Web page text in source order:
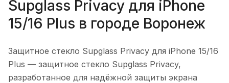
Supglass Privacy для iPhone
15/16 Plus в городе Воронеж
Защитное стекло Supglass Privacy для iPhone 15/16
Plus — защитное стекло Supglass Privacy,
разработанное для надёжной защиты экрана